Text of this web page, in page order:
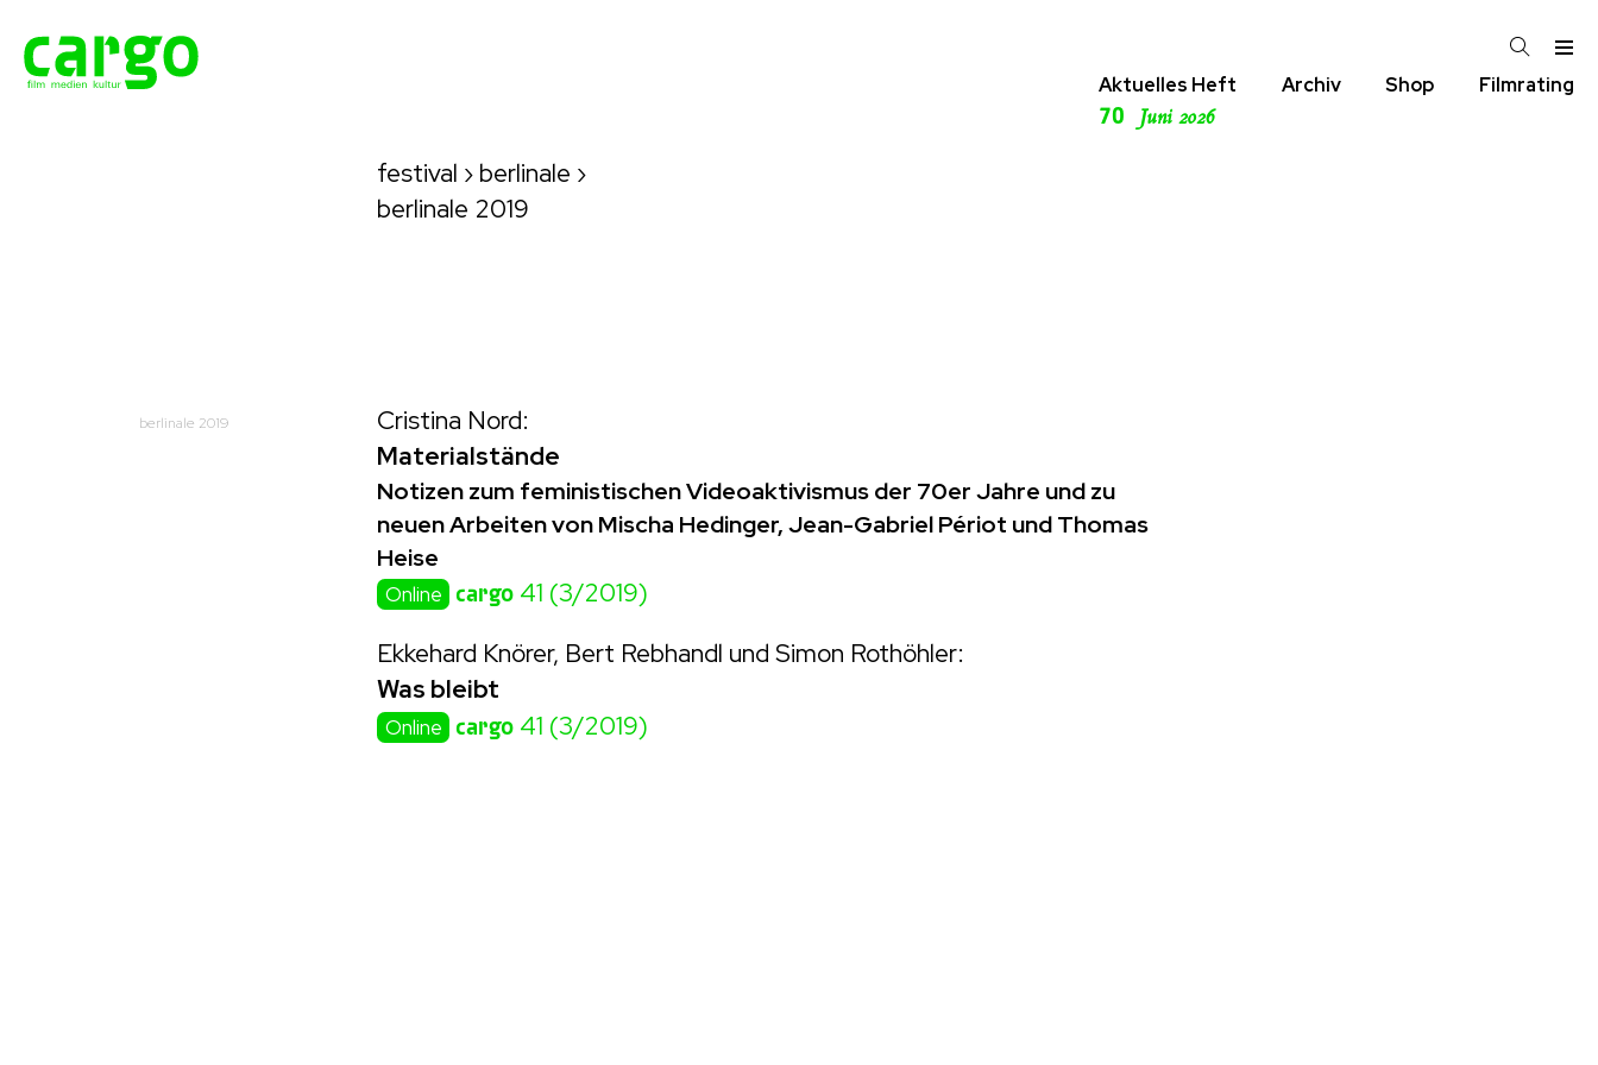
Aktuelles Heft
70 Juni 2026
Archiv Shop Filmrating
festival › berlinale ›
berlinale 2019
berlinale 2019
Cristina Nord:
Materialstände
Notizen zum feministischen Videoaktivismus der 70er Jahre und zu
neuen Arbeiten von Mischa Hedinger, Jean-Gabriel Périot und Thomas
Heise
Online cargo 41 (3/2019)
Ekkehard Knörer, Bert Rebhandl und Simon Rothöhler:
Was bleibt
Online cargo 41 (3/2019)